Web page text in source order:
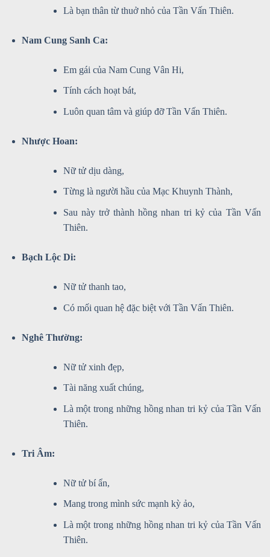
Là bạn thân từ thuở nhỏ của Tần Vấn Thiên.
Nam Cung Sanh Ca:
Em gái của Nam Cung Vân Hi,
Tính cách hoạt bát,
Luôn quan tâm và giúp đỡ Tần Vấn Thiên.
Nhược Hoan:
Nữ tử dịu dàng,
Từng là người hầu của Mạc Khuynh Thành,
Sau này trở thành hồng nhan tri kỷ của Tần Vấn
Thiên.
Bạch Lộc Di:
Nữ tử thanh tao,
Có mối quan hệ đặc biệt với Tần Vấn Thiên.
Nghê Thường:
Nữ tử xinh đẹp,
Tài năng xuất chúng,
Là một trong những hồng nhan tri kỷ của Tần Vấn
Thiên.
Tri Âm:
Nữ tử bí ẩn,
Mang trong mình sức mạnh kỳ ảo,
Là một trong những hồng nhan tri kỷ của Tần Vấn
Thiên.